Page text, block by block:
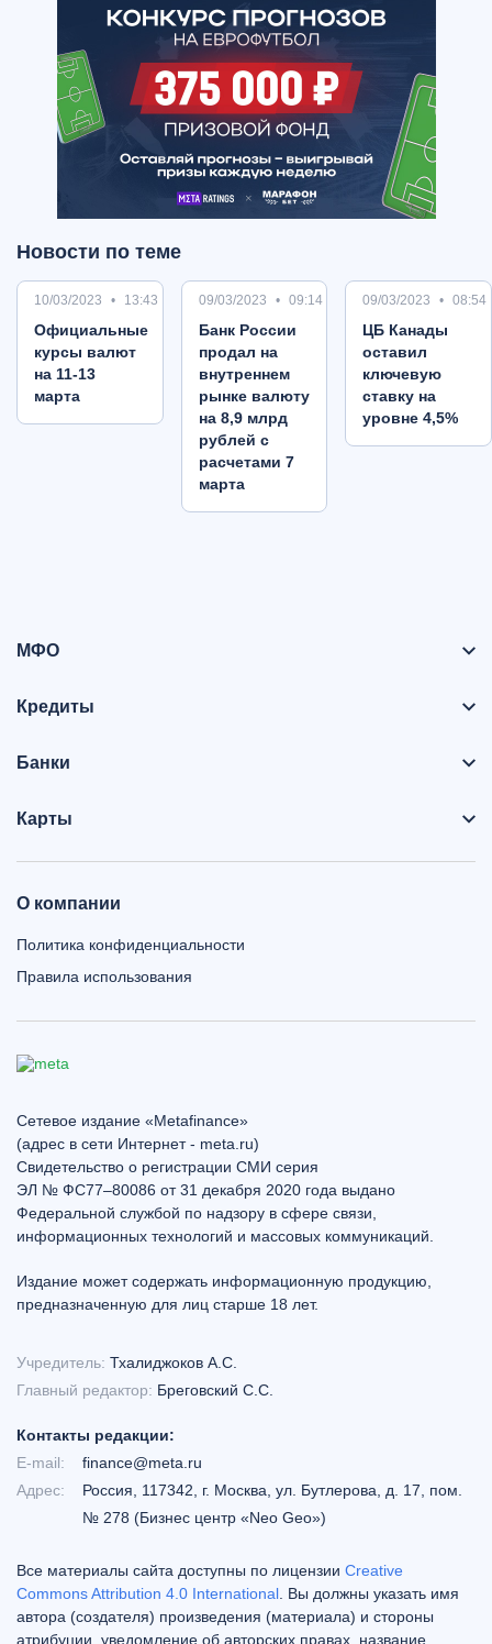
Новости по теме
10/03/2023 13:43
Oфициальные
курсы валют
на 11-13
марта
09/03/2023 09:14
Банк России
продал на
внутреннем
рынке валюту
на 8,9 млрд
рублей с
расчетами 7
марта
09/03/2023 08:54
ЦБ Канады
оставил
ключевую
ставку на
уровне 4,5%
МФО
Кредиты
Банки
Карты
О компании
Политика конфиденциальности
Правила использования
Сетевое издание «Metafinance»
(адрес в сети Интернет - meta.ru)
Свидетельство о регистрации СМИ серия
ЭЛ № ФС77–80086 от 31 декабря 2020 года выдано
Федеральной службой по надзору в сфере связи,
информационных технологий и массовых коммуникаций.
Издание может содержать информационную продукцию,
предназначенную для лиц старше 18 лет.
Учредитель: Тхалиджоков А.С.
Главный редактор: Бреговский С.С.
Контакты редакции:
E-mail:
finance@meta.ru
Адрес:
Россия, 117342, г. Москва, ул. Бутлерова, д. 17, пом.
№ 278 (Бизнес центр «Neo Geo»)
Все материалы сайта доступны по лицензии Creative
Commons Attribution 4.0 International . Вы должны указать имя
автора (создателя) произведения (материала) и стороны
атрибуции, уведомление об авторских правах, название